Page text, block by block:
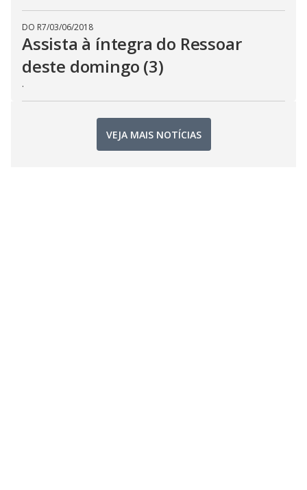
DO R7/03/06/2018
Assista à íntegra do Ressoar
deste domingo (3)
.
VEJA MAIS NOTÍCIAS